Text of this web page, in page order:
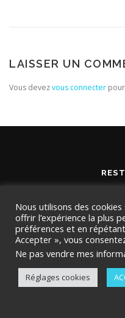
LAISSER UN
Vous devezvous connecter
Copyright © 2026 TMD
Nous utilisons des
offrir l’expérience la plus
préférences et en
Accepter », vous
Ne pas vendre mes
Réglages cookies